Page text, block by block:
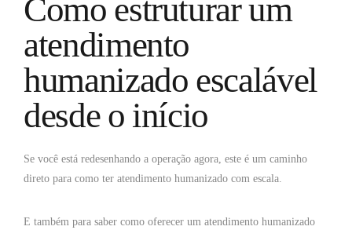
Como estruturar um
atendimento
humanizado escalável
desde o início
Se você está redesenhando a operação agora, este é um caminho
direto para como ter atendimento humanizado com escala.
E também para saber como oferecer um atendimento humanizado